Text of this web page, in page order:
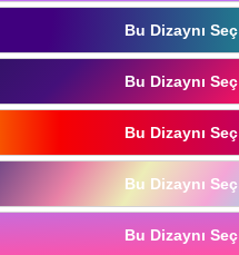
Bu Dizaynı Seç
Bu Dizaynı Seç
Bu Dizaynı Seç
Bu Dizaynı Seç
Bu Dizaynı Seç